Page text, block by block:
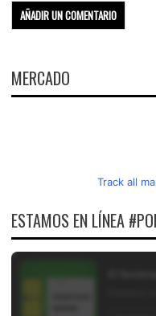
MERCADO
Track all
ESTAMOS EN LÍNEA